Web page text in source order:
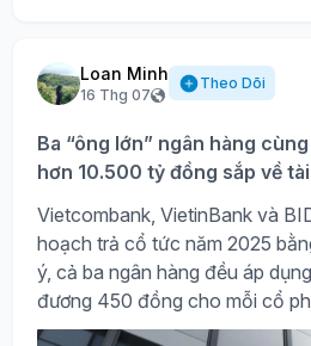
Loan Minh
16 Thg 07
Theo Dõi
Ba “ông lớn” ngân hàng
hơn 10.500 tỷ đồng sắp về
Vietcombank, VietinBank và
hoạch trả cổ tức năm 2025
ý, cả ba ngân hàng đều áp
đương 450 đồng cho mỗi cổ